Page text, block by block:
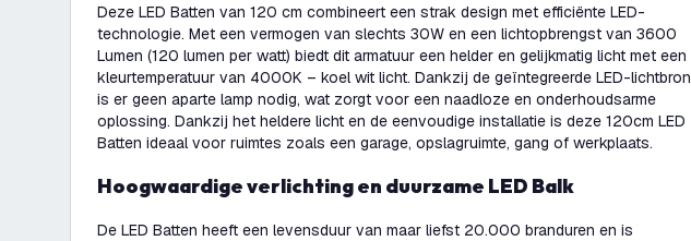
Deze LED Batten van 120 cm combineert een strak design met efficiënte LED-
technologie. Met een vermogen van slechts 30W en een lichtopbrengst van 3600
Lumen (120 lumen per watt) biedt dit armatuur een helder en gelijkmatig licht met een
kleurtemperatuur van 4000K – koel wit licht. Dankzij de geïntegreerde LED-lichtbron
is er geen aparte lamp nodig, wat zorgt voor een naadloze en onderhoudsarme
oplossing. Dankzij het heldere licht en de eenvoudige installatie is deze 120cm LED
Batten ideaal voor ruimtes zoals een garage, opslagruimte, gang of werkplaats.
Hoogwaardige verlichting en duurzame LED Balk
De LED Batten heeft een levensduur van maar liefst 20.000 branduren en is